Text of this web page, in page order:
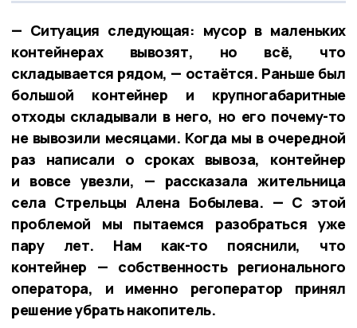
— Ситуация следующая: мусор в маленьких
контейнерах вывозят, но всё, что
складывается рядом, — остаётся. Раньше был
большой контейнер и крупногабаритные
отходы складывали в него, но его почему-то
не вывозили месяцами. Когда мы в очередной
раз написали о сроках вывоза, контейнер
и вовсе увезли, — рассказала жительница
села Стрельцы Алена Бобылева. — С этой
проблемой мы пытаемся разобраться уже
пару лет. Нам как-то пояснили, что
контейнер — собственность регионального
оператора, и именно регоператор принял
решение убрать накопитель.